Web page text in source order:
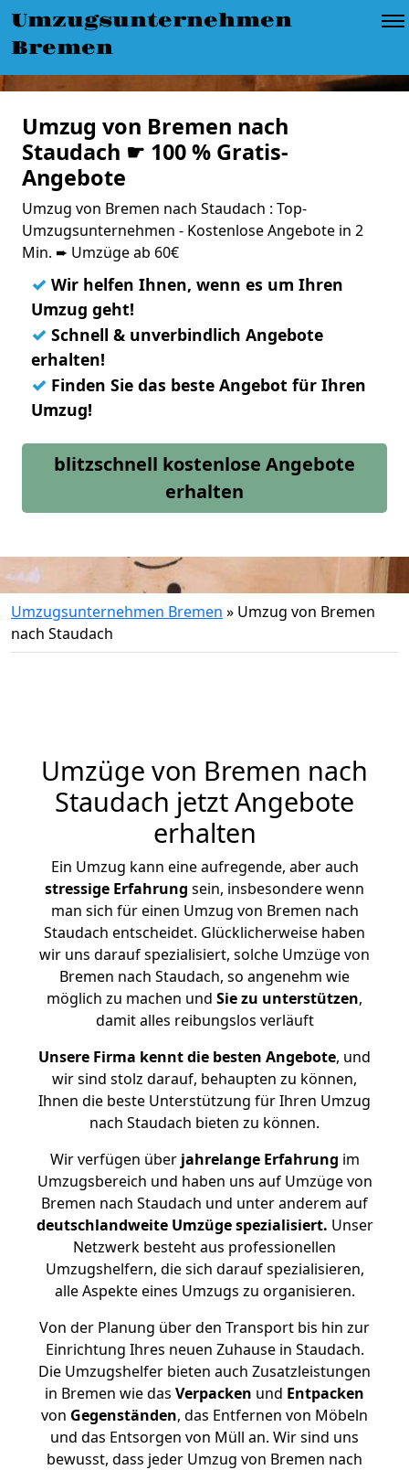
Umzugsunternehmen
Bremen
Umzug von Bremen nach
Staudach ☛ 100 % Gratis-
Angebote
Umzug von Bremen nach Staudach : Top-
Umzugsunternehmen - Kostenlose Angebote in 2
Min. ➨ Umzüge ab 60€
✓ Wir helfen Ihnen, wenn es um Ihren
Umzug geht!
✓ Schnell & unverbindlich Angebote
erhalten!
✓ Finden Sie das beste Angebot für Ihren
Umzug!
blitzschnell kostenlose Angebote
erhalten
Umzugsunternehmen Bremen » Umzug von Bremen
nach Staudach
Umzüge von Bremen nach
Staudach jetzt Angebote
erhalten
Ein Umzug kann eine aufregende, aber auch
stressige Erfahrung sein, insbesondere wenn
man sich für einen Umzug von Bremen nach
Staudach entscheidet. Glücklicherweise haben
wir uns darauf spezialisiert, solche Umzüge von
Bremen nach Staudach, so angenehm wie
möglich zu machen und Sie zu unterstützen,
damit alles reibungslos verläuft
Unsere Firma kennt die besten Angebote, und
wir sind stolz darauf, behaupten zu können,
Ihnen die beste Unterstützung für Ihren Umzug
nach Staudach bieten zu können.
Wir verfügen überjahrelange Erfahrung im
Umzugsbereich und haben uns auf Umzüge von
Bremen nach Staudach und unter anderem auf
deutschlandweite Umzüge spezialisiert. Unser
Netzwerk besteht aus professionellen
Umzugshelfern, die sich darauf spezialisieren,
alle Aspekte eines Umzugs zu organisieren.
Von der Planung über den Transport bis hin zur
Einrichtung Ihres neuen Zuhause in Staudach.
Die Umzugshelfer bieten auch Zusatzleistungen
in Bremen wie das Verpacken und Entpacken
von Gegenständen, das Entfernen von Möbeln
und das Entsorgen von Müll an. Wir sind uns
bewusst, dass jeder Umzug von Bremen nach